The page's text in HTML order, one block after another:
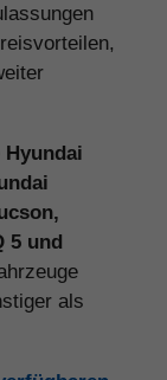
Hyundai
5 und
als